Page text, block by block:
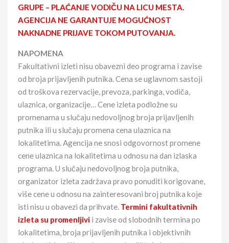
GRUPE – PLAĆANJE VODIČU NA LICU MESTA.
AGENCIJA NE GARANTUJE MOGUĆNOST
NAKNADNE PRIJAVE TOKOM PUTOVANJA.
NAPOMENA
Fakultativni izleti nisu obavezni deo programa i zavise
od broja prijavljenih putnika. Cena se uglavnom sastoji
od troškova rezervacije, prevoza, parkinga, vodiča,
ulaznica, organizacije… Cene izleta podložne su
promenama u slučaju nedovoljnog broja prijavljenih
putnika ili u slučaju promena cena ulaznica na
lokalitetima. Agencija ne snosi odgovornost promene
cene ulaznica na lokalitetima u odnosu na dan izlaska
programa. U slučaju nedovoljnog broja putnika,
organizator izleta zadržava pravo ponuditi korigovane,
više cene u odnosu na zainteresovani broj putnika koje
isti nisu u obavezi da prihvate. Termini fakultativnih
izleta su promenljivi i zavise od slobodnih termina po
lokalitetima, broja prijavljenih putnika i objektivnih